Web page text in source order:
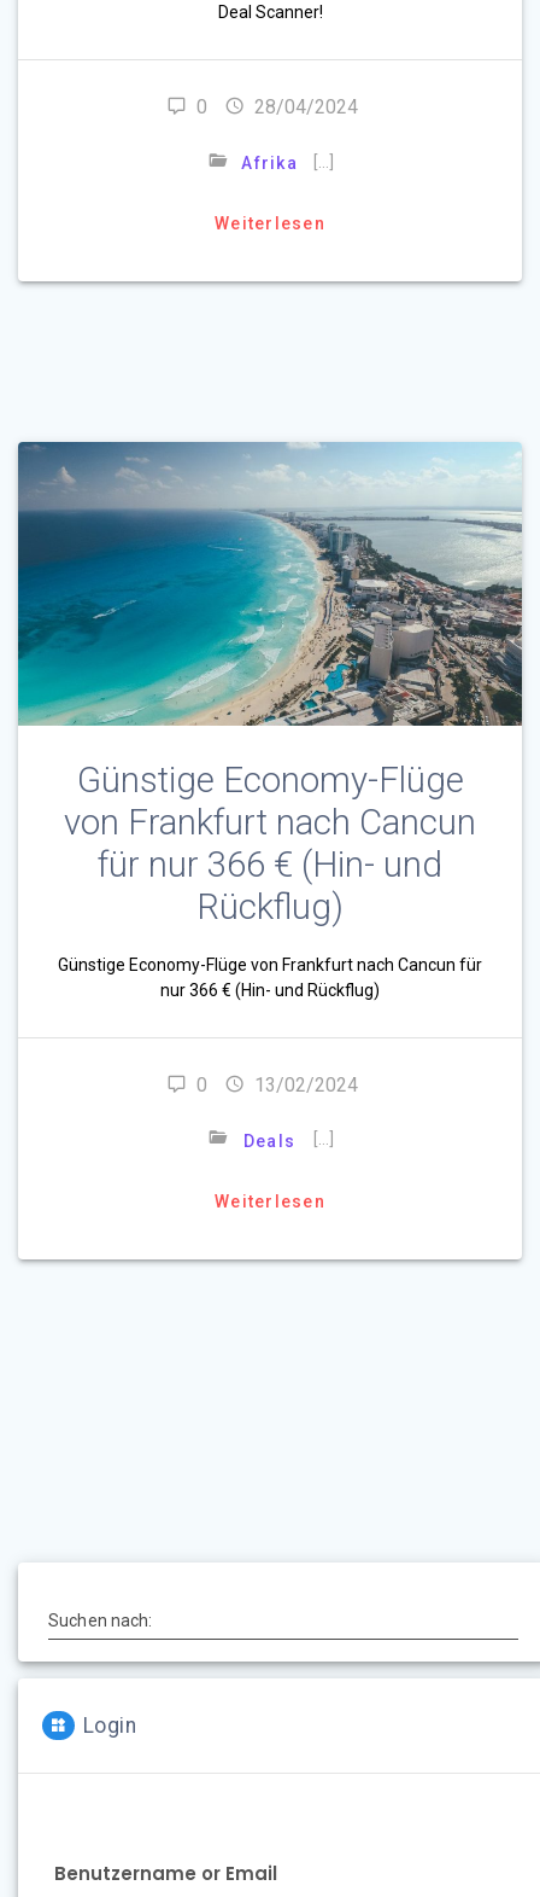
Deal Scanner!
0 28/04/2024
Afrika
Weiterlesen
Günstige Economy-Flüge
von Frankfurt nach Cancun
für nur 366 € (Hin- und
Rückflug)
Günstige Economy-Flüge von Frankfurt nach Cancun für
nur 366 € (Hin- und Rückflug)
0 13/02/2024
Deals […]
Weiterlesen
Suchen nach:
Login
Benutzername or Email